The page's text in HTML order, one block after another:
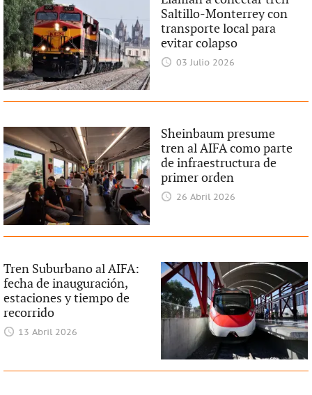
Saltillo-Monterrey con
transporte local para
evitar colapso
03 Julio 2026
Sheinbaum presume
tren al AIFA como parte
de infraestructura de
primer orden
26 Abril 2026
Tren Suburbano al AIFA:
fecha de inauguración,
estaciones y tiempo de
recorrido
13 Abril 2026